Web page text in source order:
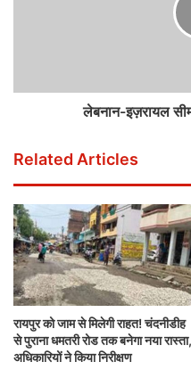
लेबनान-इज़रायल
Related Articles
रायपुर को जाम से मिलेगी राहत! चंदनीडीह
से पुराना धमतरी रोड तक बनेगा नया रास्ता,
अधिकारियों ने किया निरीक्षण